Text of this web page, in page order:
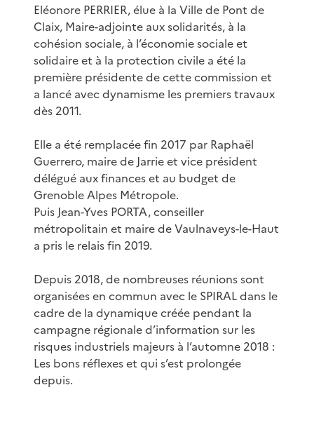
Eléonore PERRIER, élue à la Ville de Pont de
Claix, Maire-adjointe aux solidarités, à la
cohésion sociale, à l’économie sociale et
solidaire et à la protection civile a été la
première présidente de cette commission et
a lancé avec dynamisme les premiers travaux
dès 2011.
Elle a été remplacée fin 2017 par Raphaël
Guerrero, maire de Jarrie et vice président
délégué aux finances et au budget de
Grenoble Alpes Métropole.
Puis Jean-Yves PORTA, conseiller
métropolitain et maire de Vaulnaveys-le-Haut
a pris le relais fin 2019.
Depuis 2018, de nombreuses réunions sont
organisées en commun avec le SPIRAL dans le
cadre de la dynamique créée pendant la
campagne régionale d’information sur les
risques industriels majeurs à l’automne 2018 :
Les bons réflexes et qui s’est prolongée
depuis.